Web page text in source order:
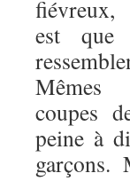
fiévreux,
est que
Mêmes
coupes
peine à
garçons.